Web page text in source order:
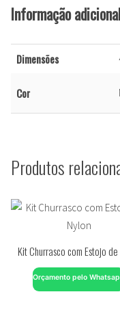
Informação
Dimensões
Cor
Produtos
Kit Churrasco com Estojo
Orçamento pelo